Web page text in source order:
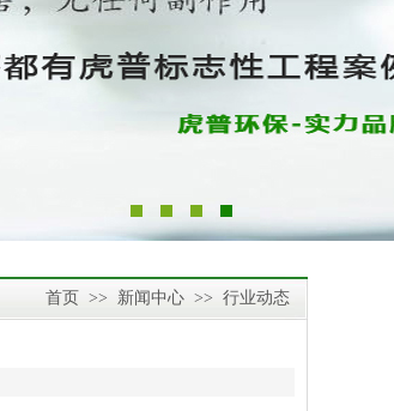
首页 >> 新闻中心 >> 行业动态